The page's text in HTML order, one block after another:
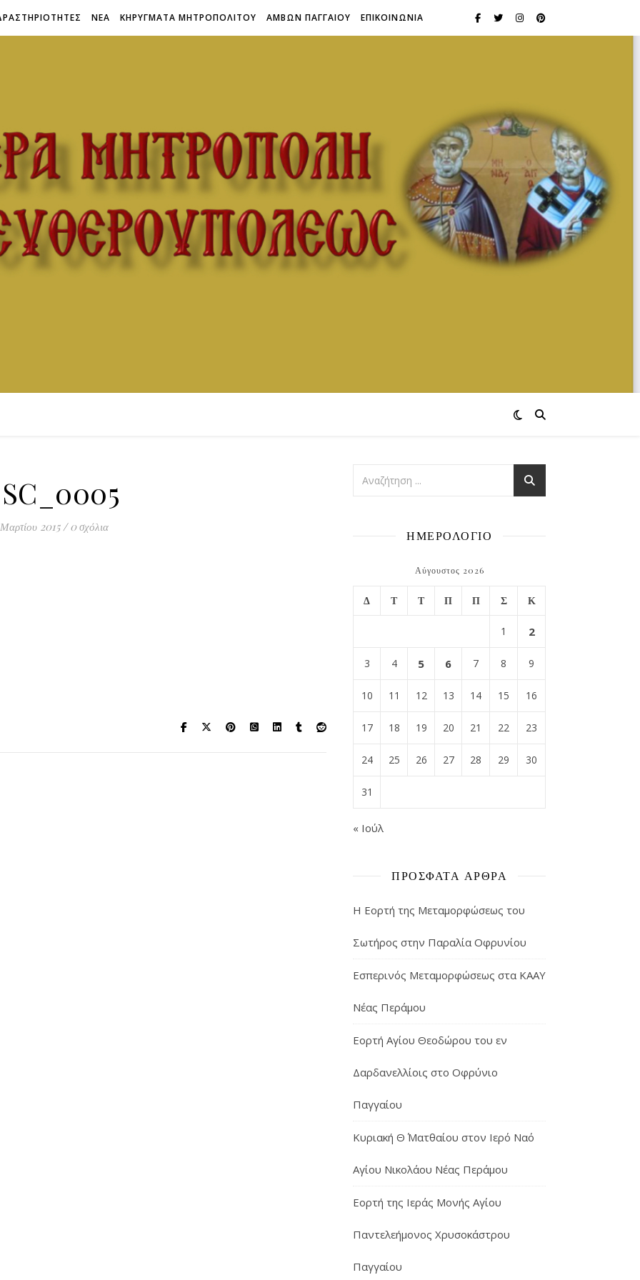
ΝΕΑ ΚΗΡΥΓΜΑΤΑ ΜΗΤΡΟΠΟΛΙΤΟΥ ΑΜΒΩΝ ΠΑΓΓΑΙΟΥ ΕΠΙΚΟΙΝΩΝΙΑ
2015 / 0 σχόλια
ΗΜΕΡΟΛΟΓΙΟ
Αύγουστος 2026
Δ Τ Τ Π Π Σ Κ
1 2
3 4 5 6 7 8 9
10 11 12 13 14 15 16
17 18 19 20 21 22 23
24 25 26 27 28 29 30
31
« Ιούλ
ΠΡΌΣΦΑΤΑ ΆΡΘΡΑ
Η Εορτή της Μεταμορφώσεως του
Σωτήρος στην Παραλία Οφρυνίου
Εσπερινός Μεταμορφώσεως στα ΚΑΑΥ
Νέας Περάμου
Εορτή Αγίου Θεοδώρου του εν
Δαρδανελλίοις στο Οφρύνιο
Παγγαίου
Κυριακή Θ΄ Ματθαίου στον Ιερό Ναό
Αγίου Νικολάου Νέας Περάμου
Εορτή της Ιεράς Μονής Αγίου
Παντελεήμονος Χρυσοκάστρου
Παγγαίου